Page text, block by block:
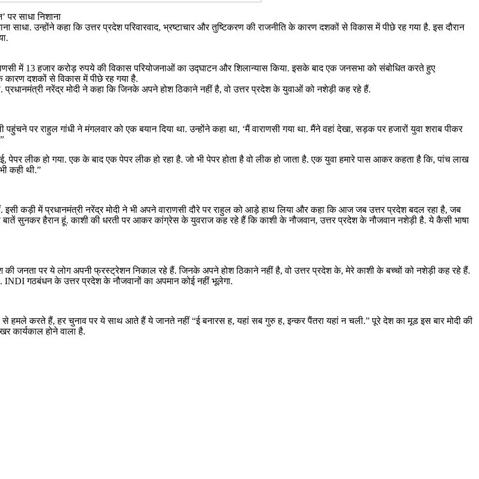
साधा निशाना
साधा. उन्होंने कहा कि उत्तर प्रदेश परिवारवाद, भ्रष्टाचार और तुष्टिकरण की राजनीति के कारण दशकों से विकास में पीछे रह गया है. इस दौरान
में 13 हजार करोड़ रुपये की विकास परियोजनाओं का उद्घाटन और शिलान्यास किया. इसके बाद एक जनसभा को संबोधित करते हुए
कारण दशकों से विकास में पीछे रह गया है.
प्रधानमंत्री नरेंद्र मोदी ने कहा कि जिनके अपने होश ठिकाने नहीं है, वो उत्तर प्रदेश के युवाओं को नशेड़ी कह रहे हैं.
पर राहुल गांधी ने मंगलवार को एक बयान दिया था. उन्होंने कहा था, ‘मैं वाराणसी गया था. मैंने वहां देखा, सड़क पर हजारों युवा शराब पीकर
लीक हो गया. एक के बाद एक पेपर लीक हो रहा है. जो भी पेपर होता है वो लीक हो जाता है. एक युवा हमारे पास आकर कहता है कि, पांच लाख
कही थी.”
कड़ी में प्रधानमंत्री नरेंद्र मोदी ने भी अपने वाराणसी दौरे पर राहुल को आड़े हाथ लिया और कहा कि आज जब उत्तर प्रदेश बदल रहा है, जब
बातें सुनकर हैरान हूं. काशी की धरती पर आकर कांग्रेस के युवराज कह रहे हैं कि काशी के नौजवान, उत्तर प्रदेश के नौजवान नशेड़ी है. ये कैसी भाषा
की जनता पर ये लोग अपनी फ्रस्ट्रेशन निकाल रहे हैं. जिनके अपने होश ठिकाने नहीं है, वो उत्तर प्रदेश के, मेरे काशी के बच्चों को नशेड़ी कह रहे हैं.
INDI गठबंधन के उत्तर प्रदेश के नौजवानों का अपमान कोई नहीं भूलेगा.
हमले करते हैं, हर चुनाव पर ये साथ आते हैं ये जानते नहीं “ई बनारस ह, यहां सब गुरु ह, इन्कर पैंतरा यहां न चली.” पूरे देश का मूड इस बार मोदी की
कार्यकाल होने वाला है.